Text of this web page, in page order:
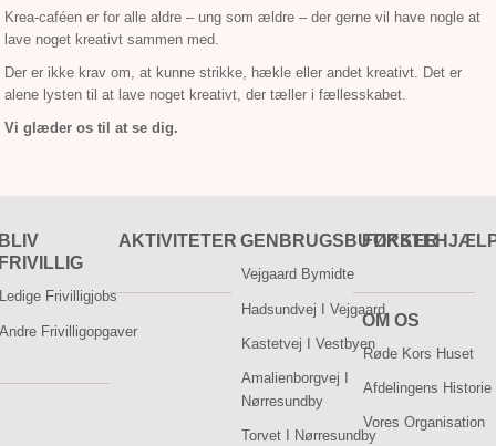
Krea-caféen er for alle aldre – ung som ældre – der gerne vil have nogle at
lave noget kreativt sammen med.
Der er ikke krav om, at kunne strikke, hækle eller andet kreativt. Det er
alene lysten til at lave noget kreativt, der tæller i fællesskabet.
Vi glæder os til at se dig.
Frivilligjobs
Frivilligopgaver
AKTIVITETER GENBRUGSBUTIKKER
Vejgaard Bymidte
Hadsundvej I Vejgaard
Kastetvej I Vestbyen
Amalienborgvej I
Nørresundby
Torvet I Nørresundby
OM OS
Røde Kors Huset
Afdelingens Historie
Vores Organisation